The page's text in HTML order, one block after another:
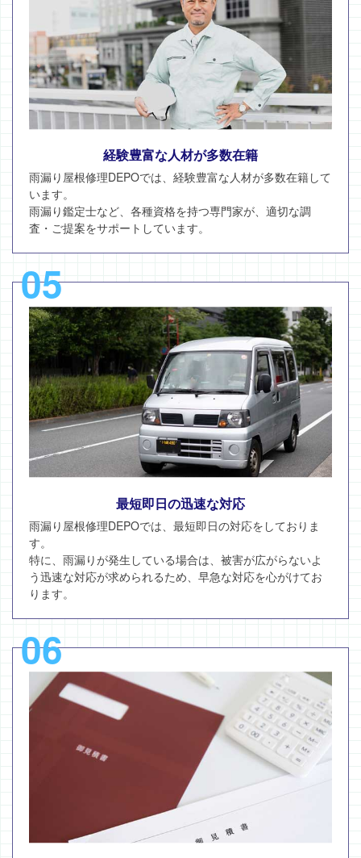
経験豊富な人材が多数在籍
雨漏り屋根修理DEPOでは、経験豊富な人材が多数在籍して
います。
雨漏り鑑定士など、各種資格を持つ専門家が、適切な調
査・ご提案をサポートしています。
05
最短即日の迅速な対応
雨漏り屋根修理DEPOでは、最短即日の対応をしておりま
す。
特に、雨漏りが発生している場合は、被害が広がらないよ
う迅速な対応が求められるため、早急な対応を心がけてお
ります。
06